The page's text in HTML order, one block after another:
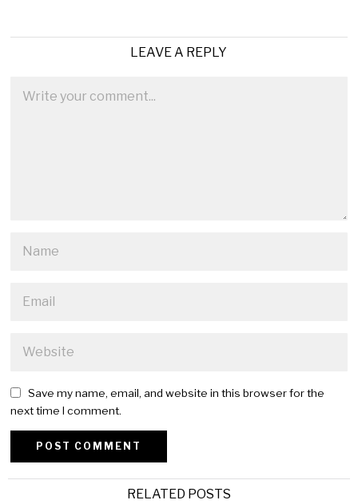
LEAVE A REPLY
Save my name, email, and website in this browser for the
next time I comment.
RELATED POSTS